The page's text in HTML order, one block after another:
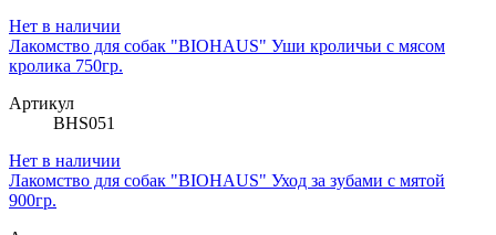
Нет в наличии
Лакомство для собак "BIOHAUS" Уши кроличьи с мясом
кролика 750гр.
Артикул
BHS051
Нет в наличии
Лакомство для собак "BIOHAUS" Уход за зубами с мятой
900гр.